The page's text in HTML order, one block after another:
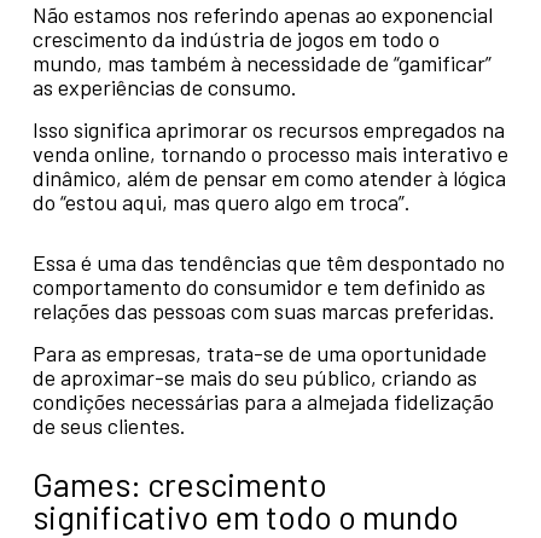
Não estamos nos referindo apenas ao exponencial
crescimento da indústria de jogos em todo o
mundo, mas também à necessidade de “gamificar”
as experiências de consumo.
Isso significa aprimorar os recursos empregados na
venda online, tornando o processo mais interativo e
dinâmico, além de pensar em como atender à lógica
do “estou aqui, mas quero algo em troca”.
Essa é uma das tendências que têm despontado no
comportamento do consumidor e tem definido as
relações das pessoas com suas marcas preferidas.
Para as empresas, trata-se de uma oportunidade
de aproximar-se mais do seu público, criando as
condições necessárias para a almejada fidelização
de seus clientes.
Games: crescimento
significativo em todo o mundo